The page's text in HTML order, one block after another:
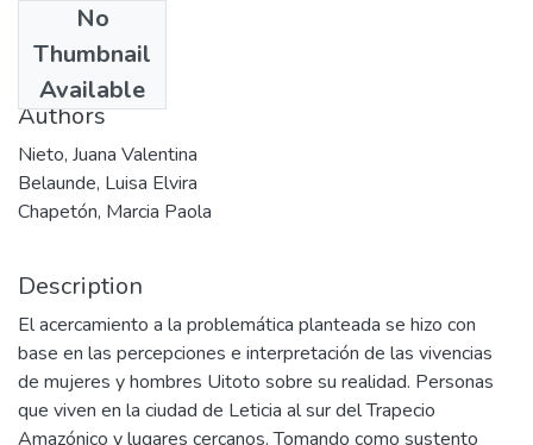
No
Thumbnail
Available
2010
Authors
Nieto, Juana Valentina
Belaunde, Luisa Elvira
Chapetón, Marcia Paola
Description
El acercamiento a la problemática planteada se hizo con
base en las percepciones e interpretación de las vivencias
de mujeres y hombres Uitoto sobre su realidad. Personas
que viven en la ciudad de Leticia al sur del Trapecio
Amazónico y lugares cercanos. Tomando como sustento